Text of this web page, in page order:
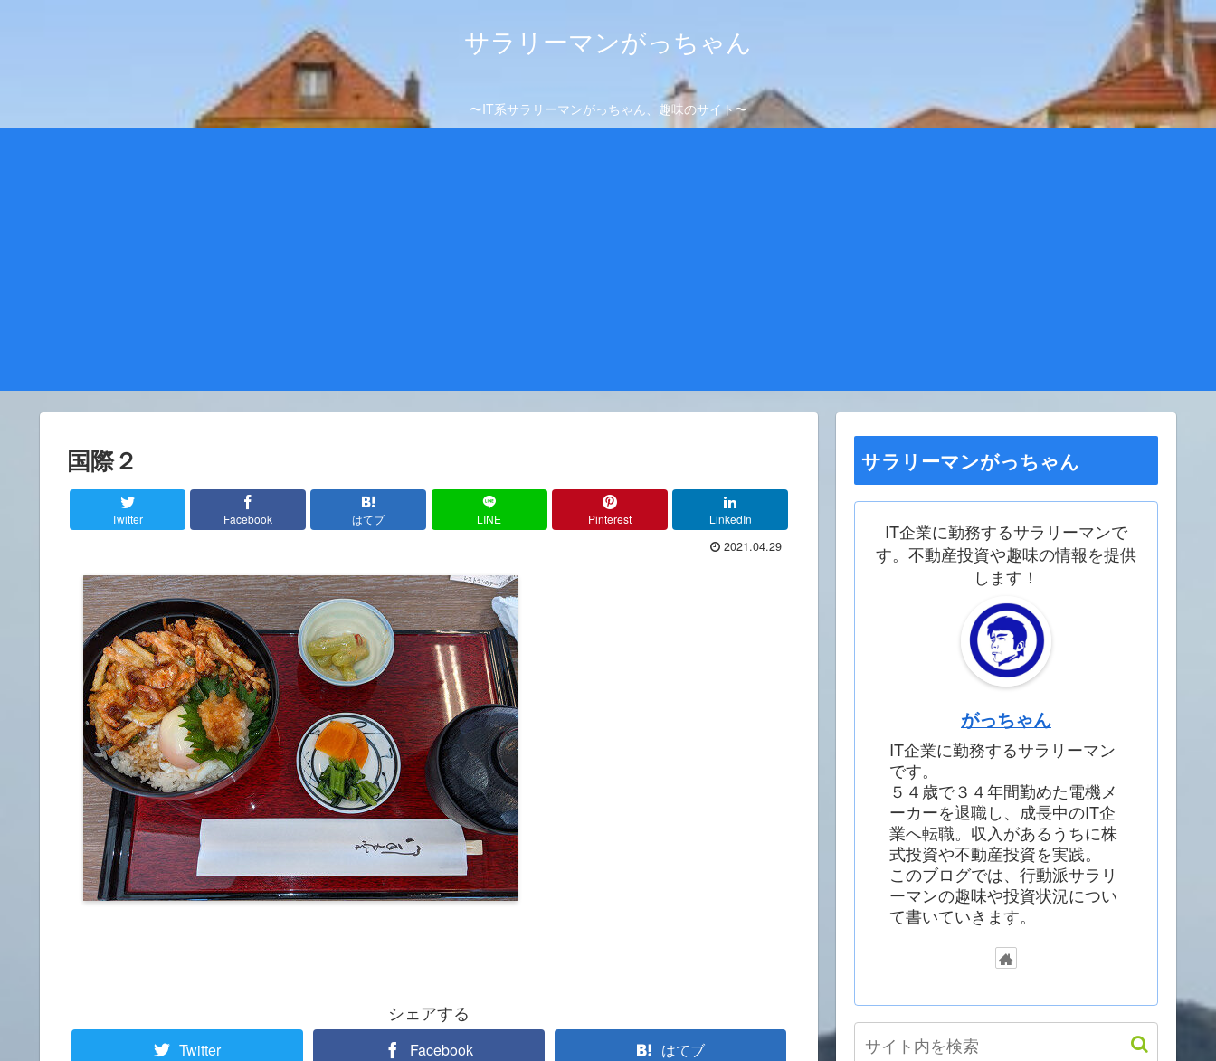
サラリーマンがっちゃん
〜IT系サラリーマンがっちゃん、趣味のサイト〜
国際２
Twitter Facebook はてブ LINE Pinterest LinkedIn
2021.04.29
シェアする
Twitter Facebook はてブ
サラリーマンがっちゃん
IT企業に勤務するサラリーマンで
す。不動産投資や趣味の情報を提供
します！
がっちゃん
IT企業に勤務するサラリーマン
です。
５４歳で３４年間勤めた電機メ
ーカーを退職し、成長中のIT企
業へ転職。収入があるうちに株
式投資や不動産投資を実践。
このブログでは、行動派サラリ
ーマンの趣味や投資状況につい
て書いていきます。